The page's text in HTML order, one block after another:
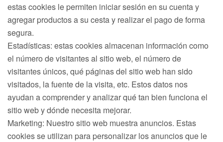
estas cookies le permiten iniciar sesión en su cuenta y
agregar productos a su cesta y realizar el pago de forma
segura.
Estadísticas: estas cookies almacenan información como
el número de visitantes al sitio web, el número de
visitantes únicos, qué páginas del sitio web han sido
visitados, la fuente de la visita, etc. Estos datos nos
ayudan a comprender y analizar qué tan bien funciona el
sitio web y dónde necesita mejorar.
Marketing: Nuestro sitio web muestra anuncios. Estas
cookies se utilizan para personalizar los anuncios que le